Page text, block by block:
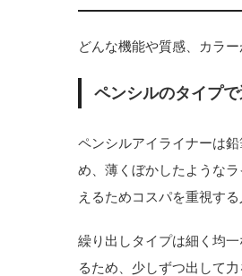
どんな機能や質感、カラ
ペンシルのタイプ
ペンシルアイライナーは
め、薄くぼかしたような
えるためコスパを重視する
繰り出しタイプは細く均
るため、少しずつ出して